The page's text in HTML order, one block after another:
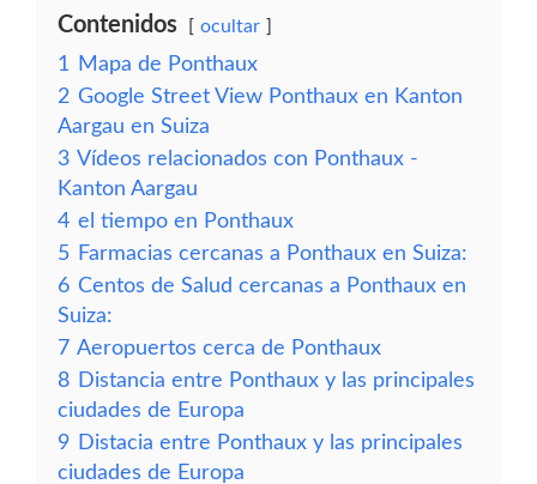
Contenidos ocultar
1
Mapa de Ponthaux
2 Google Street View Ponthaux en Kanton
Aargau en Suiza
3 Vídeos relacionados con Ponthaux -
Kanton Aargau
4 el tiempo en Ponthaux
5 Farmacias cercanas a Ponthaux en Suiza:
6 Centos de Salud cercanas a Ponthaux en
Suiza:
7 Aeropuertos cerca de Ponthaux
8 Distancia entre Ponthaux y las principales
ciudades de Europa
9 Distacia entre Ponthaux y las principales
ciudades de Europa